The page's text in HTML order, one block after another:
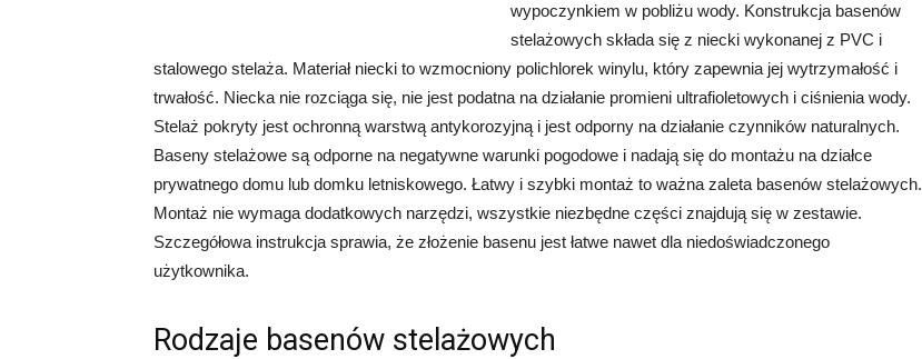
wypoczynkiem w pobliżu wody. Konstrukcja basenów
stelażowych składa się z niecki wykonanej z PVC i
stalowego stelaża. Materiał niecki to wzmocniony polichlorek winylu, który zapewnia jej wytrzymałość i
trwałość. Niecka nie rozciąga się, nie jest podatna na działanie promieni ultrafioletowych i ciśnienia wody.
Stelaż pokryty jest ochronną warstwą antykorozyjną i jest odporny na działanie czynników naturalnych.
Baseny stelażowe są odporne na negatywne warunki pogodowe i nadają się do montażu na działce
prywatnego domu lub domku letniskowego. Łatwy i szybki montaż to ważna zaleta basenów stelażowych.
Montaż nie wymaga dodatkowych narzędzi, wszystkie niezbędne części znajdują się w zestawie.
Szczegółowa instrukcja sprawia, że ​​złożenie basenu jest łatwe nawet dla niedoświadczonego
użytkownika.
Rodzaje basenów stelażowych